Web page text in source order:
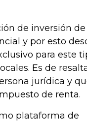
de inversión de
y por esto
para este
Es de
jurídica y
de renta.
plataforma de